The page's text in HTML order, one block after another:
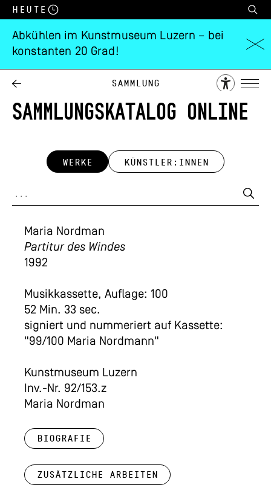
Heute
Abkühlen im Kunstmuseum Luzern – bei
konstanten 20 Grad!
Sammlung
SAMMLUNGSKATALOG ONLINE
WERKE KÜNSTLER:INNEN
Maria Nordman
Partitur des Windes
1992
Musikkassette, Auflage: 100
52 Min. 33 sec.
signiert und nummeriert auf Kassette:
"99/100 Maria Nordmann"
Kunstmuseum Luzern
Inv.-Nr. 92/153.z
Maria Nordman
Biografie
Zusätzliche Arbeiten